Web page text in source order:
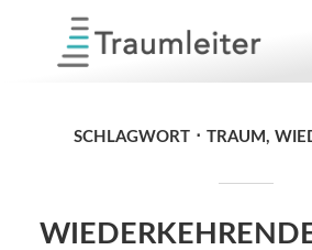
SCHLAGWORT TRAUM,